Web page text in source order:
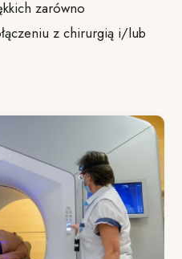
zarówno
z chirurgią i/lub